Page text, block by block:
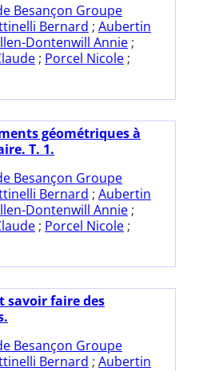
Besançon Groupe
Bernard ; Aubertin
Dontenwill Annie ;
; Porcel Nicole ;
géométriques à
T. 1.
Besançon Groupe
Bernard ; Aubertin
Dontenwill Annie ;
; Porcel Nicole ;
savoir faire des
Besançon Groupe
Bernard ; Aubertin